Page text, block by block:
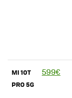
MI 10T
PRO 5G
599€